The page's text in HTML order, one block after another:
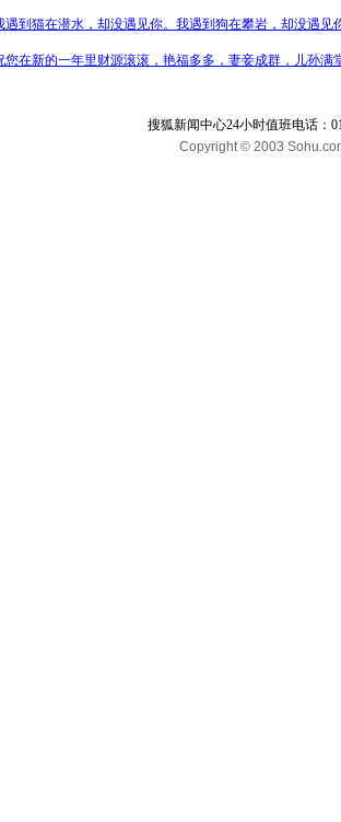
遇到猫在潜水，却没遇见你。我遇到狗在攀岩，却没遇
您在新的一年里财源滚滚，艳福多多，妻妾成群，儿孙
搜狐新闻中心24小时值班电话：
Copyright © 2003